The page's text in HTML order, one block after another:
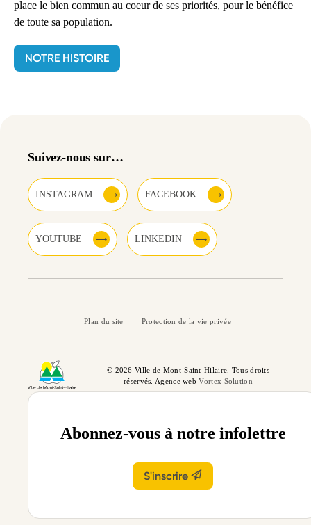
place le bien commun au coeur de ses priorités, pour le bénéfice
de toute sa population.
NOTRE HISTOIRE
Suivez-nous sur…
INSTAGRAM FACEBOOK
YOUTUBE LINKEDIN
© 2026 Ville de Mont-Saint-Hilaire. Tous droits
réservés. Agence webVortex Solution
Plan du site Protection de la vie privée
Abonnez-vous à notre infolettre
S'inscrire